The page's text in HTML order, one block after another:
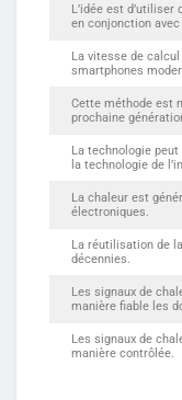
L’idée est
en conjonction
La vitesse de
smartphones
Cette méthode est
prochaine
La technologie
la technologie de
La chaleur est
électroniques.
La réutilisation de
décennies.
Les signaux de
manière fiable les
Les signaux de
manière contrôlée.